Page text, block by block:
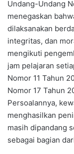
Undang-Undang
menegaskan
dilaksanakan
integritas, dan
mengikuti
jam pelajaran
Nomor 11 Tahun
Nomor 17 Tahun
Persoalannya,
menghasilkan
masih dipandang
sebagai bagian